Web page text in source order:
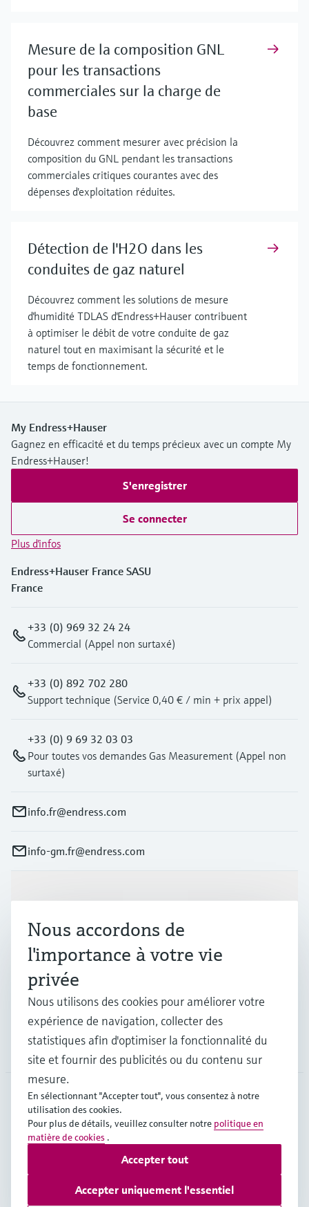
Mesure de la composition GNL
pour les transactions
commerciales sur la charge de
base
Découvrez comment mesurer avec précision la
composition du GNL pendant les transactions
commerciales critiques courantes avec des
dépenses d'exploitation réduites.
Détection de l'H2O dans les
conduites de gaz naturel
Découvrez comment les solutions de mesure
d'humidité TDLAS d'Endress+Hauser contribuent
à optimiser le débit de votre conduite de gaz
naturel tout en maximisant la sécurité et le
temps de fonctionnement.
My Endress+Hauser
Gagnez en efficacité et du temps précieux avec un compte My
Endress+Hauser!
S'enregistrer
Se connecter
Plus d'infos
Endress+Hauser France SASU
France
+33 (0) 969 32 24 24
Commercial (Appel non surtaxé)
+33 (0) 892 702 280
Support technique (Service 0,40 € / min + prix appel)
+33 (0) 9 69 32 03 03
Pour toutes vos demandes Gas Measurement (Appel non
surtaxé)
info.fr@endress.com
info-gm.fr@endress.com
Industries
Support
Société
FRA•Français
Copyright © Endress+Hauser Group Services AG
Mentions légales
Conditions d'utilisation
Protection des données
Conditions générales
Nous accordons de
l'importance à votre vie
privée
Nous utilisons des cookies pour améliorer votre
expérience de navigation, collecter des
statistiques afin d'optimiser la fonctionnalité du
site et fournir des publicités ou du contenu sur
mesure.
En sélectionnant "Accepter tout", vous consentez à notre
utilisation des cookies.
Pour plus de détails, veuillez consulter notre politique en
matière de cookies .
Accepter uniquement l'essentiel
Accepter tout